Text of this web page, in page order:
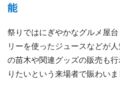
能
祭りではにぎやかなグルメ屋
リーを使ったジュースなどが
の苗木や関連グッズの販売も
りたいという来場者で賑わいま